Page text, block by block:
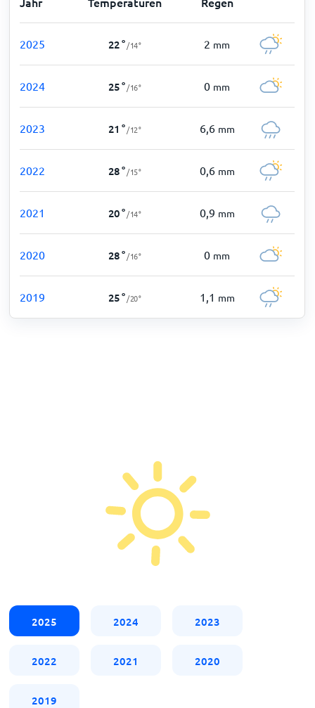
2025 22° /14° 2 mm
2024 25° /16° 0 mm
2023 21 ° /12° 6,6 mm
2022 28° /15° 0,6 mm
2021 20° /14° 0,9 mm
2020 28° /16° 0 mm
2019 25° /20° 1,1 mm
2025 2024 2023
2022 2021 2020
2019